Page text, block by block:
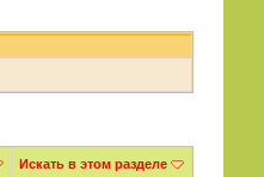
Искать в этом разделе